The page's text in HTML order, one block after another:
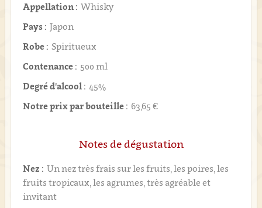
Appellation : Whisky
Pays : Japon
Robe : Spiritueux
Contenance : 500 ml
Degré d'alcool : 45%
Notre prix par bouteille : 63,65 €
Notes de dégustation
Nez : Un nez très frais sur les fruits, les poires, les
fruits tropicaux, les agrumes, très agréable et
invitant